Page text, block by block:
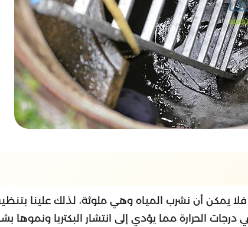
فلا يمكن أن نشرب المياه وهي ملوثة، لذلك علينا
الحرارة مما يؤدي إلى انتشار البكتريا